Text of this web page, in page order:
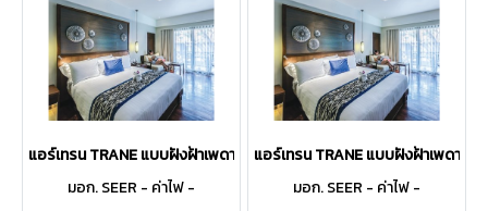
แอร์เทรน TRANE แบบฝังฝ้าเพดาน 4ทิศทาง รุ่น MCCE604B Fixed ขนา
มอก. SEER - ค่าไฟ -
แอร์เทรน TRANE แบบฝังฝ้าเพดาน
มอก. SEER - ค่าไฟ -